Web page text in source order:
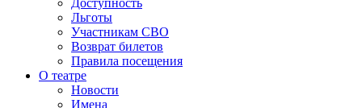
Доступность
Льготы
Участникам СВО
Возврат билетов
Правила посещения
О театре
Новости
Имена